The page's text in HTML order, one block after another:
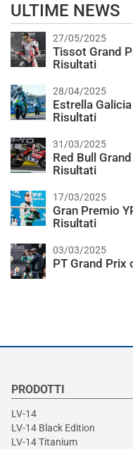
ULTIME NEWS
27/05/2025
Tissot Grand
Risultati
28/04/2025
Estrella
Risultati
31/03/2025
Red Bull
Risultati
17/03/2025
Gran Premio
Risultati
03/03/2025
PT Grand Prix
PRODOTTI
LV-14
LV-14 Black Edition
LV-14 Titanium